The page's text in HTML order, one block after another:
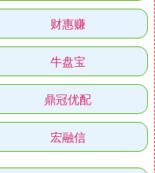
财惠赚
牛盘宝
鼎冠优配
宏融信